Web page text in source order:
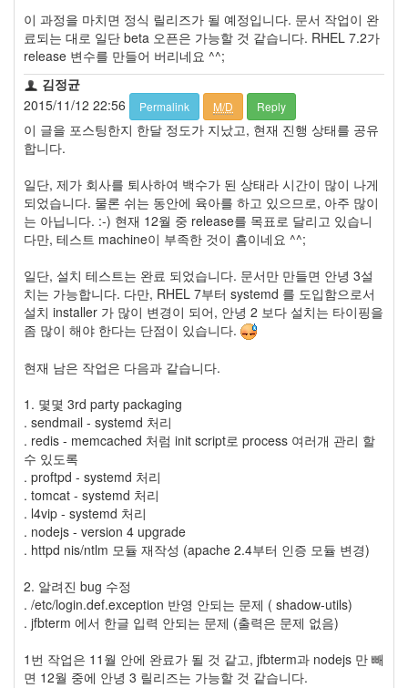
이 과정을 마치면 정식 릴리즈가 될 예정입니다. 문서 작업이 완
료되는 대로 일단 beta 오픈은 가능할 것 같습니다. RHEL 7.2가
release 변수를 만들어 버리네요 ^^;
김정균
2015/11/12 22:56
Permalink M/D Reply
이 글을 포스팅한지 한달 정도가 지났고, 현재 진행 상태를 공유
합니다.
일단, 제가 회사를 퇴사하여 백수가 된 상태라 시간이 많이 나게
되었습니다. 물론 쉬는 동안에 육아를 하고 있으므로, 아주 많이
는 아닙니다. :-) 현재 12월 중 release를 목표로 달리고 있습니
다만, 테스트 machine이 부족한 것이 흠이네요 ^^;
일단, 설치 테스트는 완료 되었습니다. 문서만 만들면 안녕 3설
치는 가능합니다. 다만, RHEL 7부터 systemd 를 도입함으로서
설치 installer 가 많이 변경이 되어, 안녕 2 보다 설치는 타이핑을
좀 많이 해야 한다는 단점이 있습니다.
현재 남은 작업은 다음과 같습니다.
1. 몇몇 3rd party packaging
. sendmail - systemd 처리
. redis - memcached 처럼 init script로 process 여러개 관리 할
수 있도록
. proftpd - systemd 처리
. tomcat - systemd 처리
. l4vip - systemd 처리
. nodejs - version 4 upgrade
. httpd nis/ntlm 모듈 재작성 (apache 2.4부터 인증 모듈 변경)
2. 알려진 bug 수정
. /etc/login.def.exception 반영 안되는 문제 ( shadow-utils)
. jfbterm 에서 한글 입력 안되는 문제 (출력은 문제 없음)
1번 작업은 11월 안에 완료가 될 것 같고, jfbterm과 nodejs 만 빼
면 12월 중에 안녕 3 릴리즈는 가능할 것 같습니다.